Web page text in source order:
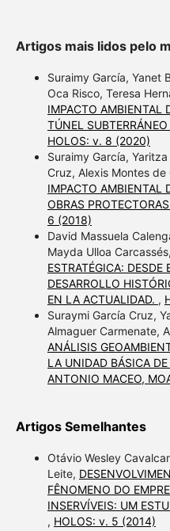
Artigos mais lidos pelo
Suraimy García, Yanet
Oca Risco, Teresa
IMPACTO AMBIENTAL
TÚNEL
HOLOS: v. 8 (2020)
Suraimy García,
Cruz, Alexis Montes de
IMPACTO AMBIENTAL
OBRAS
6 (2018)
David Massuela
Mayda Ulloa Carcassés,
ESTRATÉGICA: DESDE
DESARROLLO
EN LA ACTUALIDAD. ,
Suraymi García Cruz,
Almaguer Carmenate,
ANÁLISIS
LA UNIDAD BÁSICA
ANTONIO MACEO,
Artigos Semelhantes
Otávio Wesley
Leite,
FÊNOMENO DO
INSERVÍVEIS: UM
, HOLOS: v. 5 (2014)